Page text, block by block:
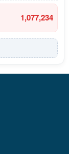
1,077,234